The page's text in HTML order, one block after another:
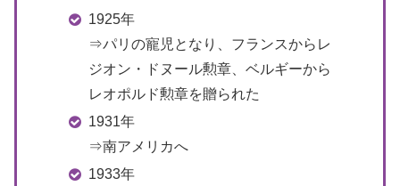
1925年
⇒パリの寵児となり、フランスからレ
ジオン・ドヌール勲章、ベルギーから
レオポルド勲章を贈られた
1931年
⇒南アメリカへ
1933年